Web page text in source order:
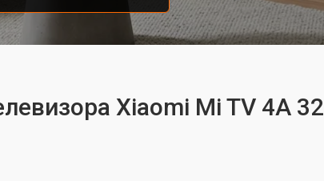
Xiaomi Mi TV 4A 32